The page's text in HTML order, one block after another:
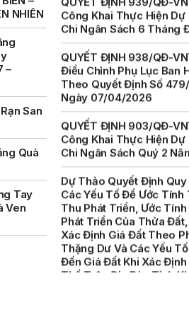
NHIÊN
–
San
Quà
Tay
Ven
QUYẾT ĐỊNH 938/QĐ-
Điều Chỉnh Phụ Lục Ban
Theo Quyết Định Số
Ngày 07/04/2026
QUYẾT ĐỊNH 903/QĐ-
Công Khai Thực Hiện Dự
Chi Ngân Sách Quý 2
Dự Thảo Quyết Định Quy
Các Yếu Tố Để Ước Tính
Thu Phát Triển, Ước
Phát Triển Của Thửa
Xác Định Giá Đất Theo
Thặng Dư Và Các Yếu
Đến Giá Đất Khi Xác
Thể Trên Địa Bàn Tỉnh
THÔNG BÁO Số 707/TB-